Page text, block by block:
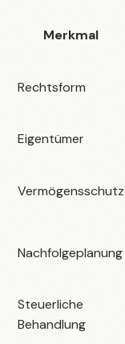
Merkmal
Rechtsform
Eigentümer
Vermögensschutz
Nachfolgeplanung
Steuerliche
Behandlung